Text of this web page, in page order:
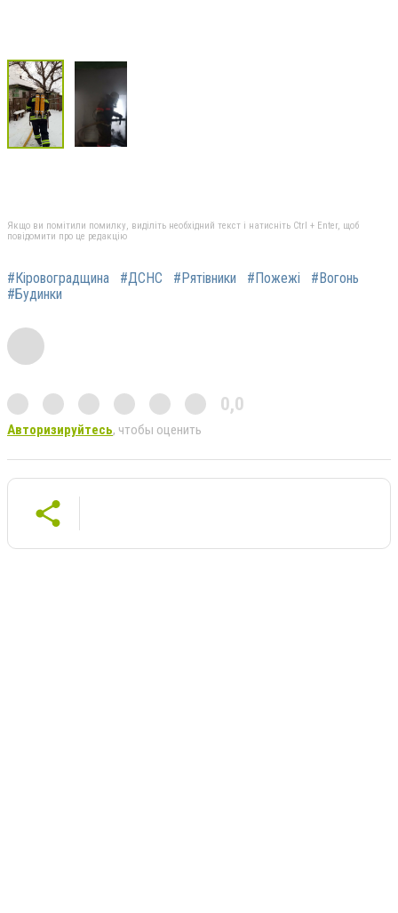
Якщо ви помітили помилку, виділіть необхідний текст і натисніть Ctrl + Enter, щоб
повідомити про це редакцію
#Кіровоградщина #ДСНС #Рятівники #Пожежі
#Вогонь
#Будинки
0,0
Авторизируйтесь, чтобы оценить